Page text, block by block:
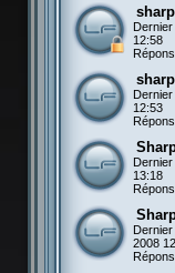
12:58
12:53
13:18
2008